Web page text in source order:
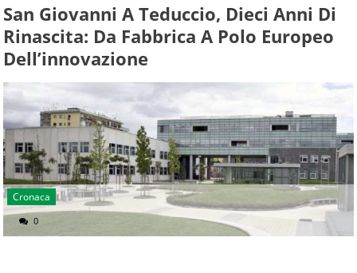
San Giovanni A Teduccio, Dieci Anni Di
Rinascita: Da Fabbrica A Polo Europeo
Dell’innovazione
Cronaca
0